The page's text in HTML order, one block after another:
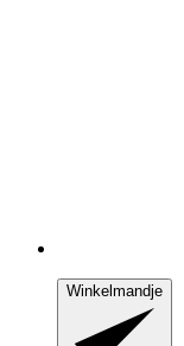
Winkelmandje